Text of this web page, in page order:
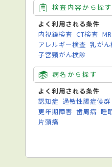
検査内容から探す
よく利用される条件
内視鏡検査 CT検査
アレルギー検査 乳がん
子宮頸がん検診
病名から探す
よく利用される条件
認知症 過敏性腸症候群
更年期障害 歯周病 睡
片頭痛